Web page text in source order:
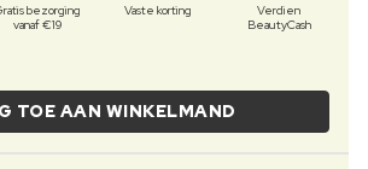
bezorging
vanaf €19
Vaste korting
Verdien
BeautyCash
TOE AAN WINKELMAND